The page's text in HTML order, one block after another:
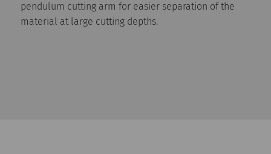
pendulum cutting arm for easier separation of the
material at large cutting depths.